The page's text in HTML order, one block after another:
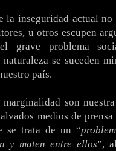
la inseguridad actual no
u otros escupen
grave problema
se suceden
país.
son
medios de
se trata de un “
y maten entre ellos”,